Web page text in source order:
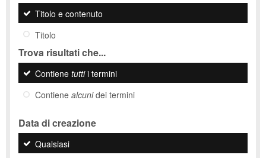
Titolo e contenuto
Titolo
Trova risultati che...
Contiene tuttii termini
Contiene alcunidei termini
Data di creazione
Qualsiasi